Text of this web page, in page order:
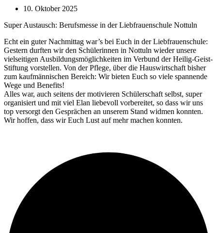
10. Oktober 2025
Super Austausch: Berufsmesse in der Liebfrauenschule Nottuln
Echt ein guter Nachmittag war’s bei Euch in der Liebfrauenschule:
Gestern durften wir den Schülerinnen in Nottuln wieder unsere
vielseitigen Ausbildungsmöglichkeiten im Verbund der Heilig-Geist-
Stiftung vorstellen. Von der Pflege, über die Hauswirtschaft bisher
zum kaufmännischen Bereich: Wir bieten Euch so viele spannende
Wege und Benefits!
Alles war, auch seitens der motivieren Schülerschaft selbst, super
organisiert und mit viel Elan liebevoll vorbereitet, so dass wir uns
top versorgt den Gesprächen an unserem Stand widmen konnten.
Wir hoffen, dass wir Euch Lust auf mehr machen konnten.